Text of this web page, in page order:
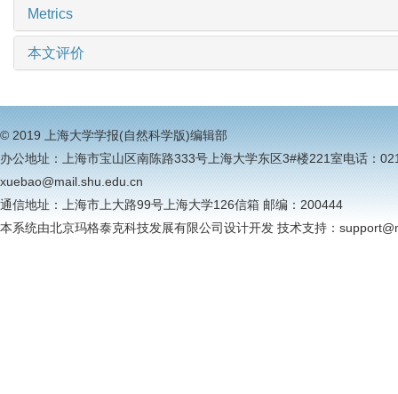
Metrics
本文评价
© 2019 上海大学学报(自然科学版)编辑部
办公地址：上海市宝山区南陈路333号上海大学东区3#楼221室电话
xuebao@mail.shu.edu.cn
通信地址：上海市上大路99号上海大学126信箱 邮编：200444
本系统由北京玛格泰克科技发展有限公司设计开发 技术支持：